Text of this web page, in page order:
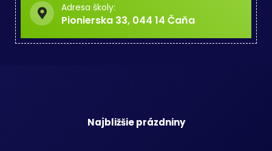
Adresa školy:
Pionierska 33, 044 14 Čaňa
Najbližšie prázdniny